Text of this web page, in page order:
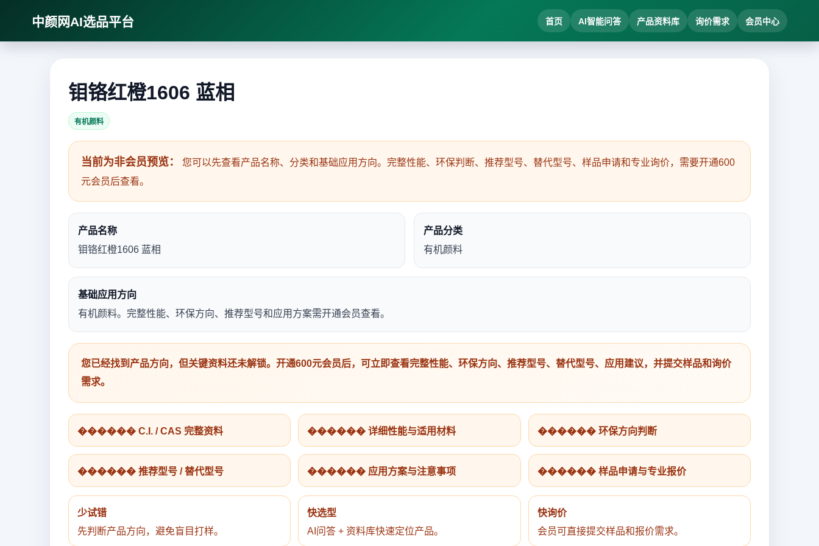
中颜网AI选品平台 首页 AI智能问答 产品资料库 询价需求 会员中心
钼铬红橙1606 蓝相
有机颜料
当前为非会员预览：
您可以先查看产品名称、分类和基础应用方向。完整性能、环保判断、推荐型号、替代型号、样品申请和专业询价，需要开通600
元会员后查看。
产品名称
钼铬红橙1606 蓝相
产品分类
有机颜料
基础应用方向
有机颜料。完整性能、环保方向、推荐型号和应用方案需开通会员查看。
您已经找到产品方向，但关键资料还未解锁。开通600元会员后，可立即查看完整性能、环保方向、推荐型号、替代型号、应用建议，并提交样品和询价
需求。
������ C.I. / CAS 完整资料 ������ 详细性能与适用材料 ������ 环保方向判断
������ 推荐型号 / 替代型号 ������ 应用方案与注意事项 ������ 样品申请与专业报价
少试错
先判断产品方向，避免盲目打样。
快选型
AI问答 + 资料库快速定位产品。
快询价
会员可直接提交样品和报价需求。